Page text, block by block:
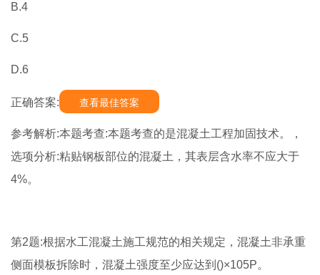
B.4
C.5
D.6
正确答案: 查看最佳答案
参考解析:本题考查:本题考查的是混凝土工程加固技术。，
选项分析:粘贴钢板部位的混凝土，其表层含水率不应大于
4%。
第2题:根据水工混凝土施工规范的相关规定，混凝土非承重
侧面模板拆除时，混凝土强度至少应达到()×105P。